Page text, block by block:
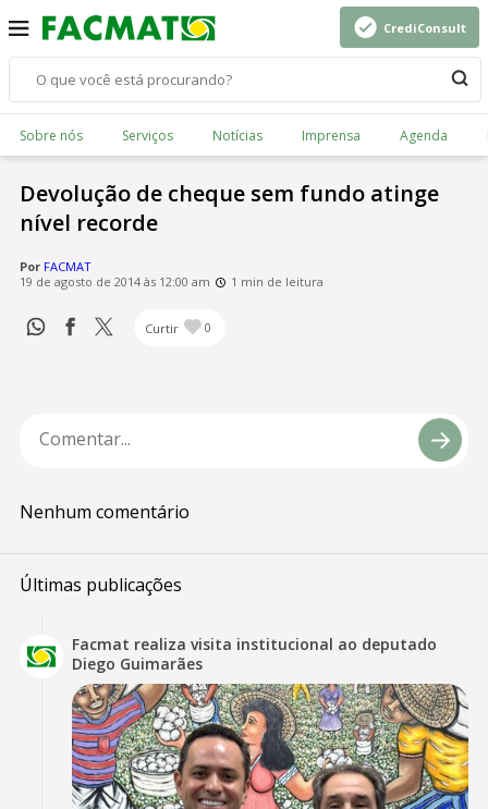
CrediConsult
Sobre nós Serviços Notícias Imprensa Agenda
Devolução de cheque sem fundo atinge
nível recorde
Por FACMAT
19 de agosto de 2014 às 12:00 am
1 min de leitura
Curtir 0
Nenhum comentário
Últimas publicações
Facmat realiza visita institucional ao deputado
Diego Guimarães